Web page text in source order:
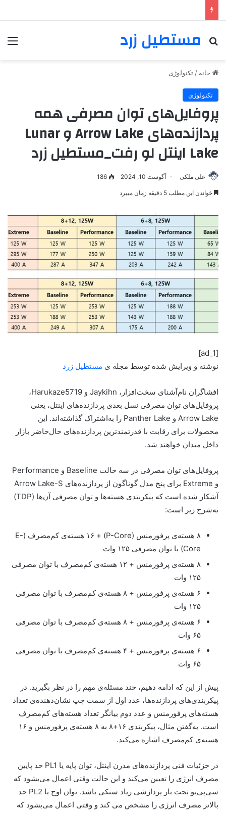
مستطیل زرد
خانه / تکنولوژی
تکنولوژی
پروفایل‌های توان مصرفی همه
پردازنده‌های Arrow Lake و Lunar
Lake اینتل لو رفت_مستطیل زرد
علی ملکی آگوست 10, 2024 186
خواندن این مطلب 5 دقیقه زمان میبرد
[ad_1]
نوشته و ویرایش شده توسط مجله ی مستطیل زرد
افشاگران نام‌آشنای سخت‌افزار، Jaykihn و Harukaze5719،
پروفایل‌های توان مصرفی نسل بعدی پردازنده‌های اینتل، یعنی
Arrow Lake و Panther Lake را به‌اشتراک گذاشته‌اند. این
محصولات برای رقابت با قدرتمندترین پردازنده‌های حال‌حاضر بازار
داخل میدان خواهند شد.
پروفایل‌های توان مصرفی در سه حالت Baseline و Performance
و Extreme برای پنج مدل گوناگون از پردازنده‌های Arrow Lake-S
آشکار شده است که پیکربندی هسته‌ها و توان مصرفی آن‌ها (TDP)
به‌شرح زیر است:
۸ هسته‌ی پرفورمنس (P-Core) + ۱۶ هسته‌ی کم‌مصرف (E-
Core) با توان مصرفی ۱۲۵ وات
۸ هسته‌ی پرفورمنس + ۱۲ هسته‌ی کم‌مصرف با توان مصرفی
۱۲۵ وات
۶ هسته‌ی پرفورمنس + ۸ هسته‌ی کم‌مصرف با توان مصرفی
۱۲۵ وات
۶ هسته‌ی پرفورمنس + ۸ هسته‌ی کم‌مصرف با توان مصرفی
۶۵ وات
۶ هسته‌ی پرفورمنس + ۴ هسته‌ی کم‌مصرف با توان مصرفی
۶۵ وات
پیش‌ از این که ادامه دهیم، چند مسئله‌ی مهم را در نظر بگیرید. در
پیکربندی‌های پردازنده‌ها، عدد اول از سمت چپ نشان‌دهنده‌ی تعداد
هسته‌های پرفورمنس و عدد دوم بیانگر تعداد هسته‌های کم‌مصرف
است. به‌گفتن مثال، پیکربندی ۱۶+۸ به ۸ هسته‌ی پرفورمنس و ۱۶
هسته‌ی کم‌مصرف اشاره می‌کند.
در جزئیات فنی پردازنده‌های مدرن اینتل، توان پایه یا PL1 حد پایین
مصرف انرژی را تعیین می‌کند و این حالت وقتی اعمال می‌بشود که
سی‌پی‌یو تحت بار پردازشی زیاد سبکی باشد. توان اوج یا PL2 حد
بالاتر مصرف انرژی را مشخص می کند و وقتی اعمال می‌بشود که